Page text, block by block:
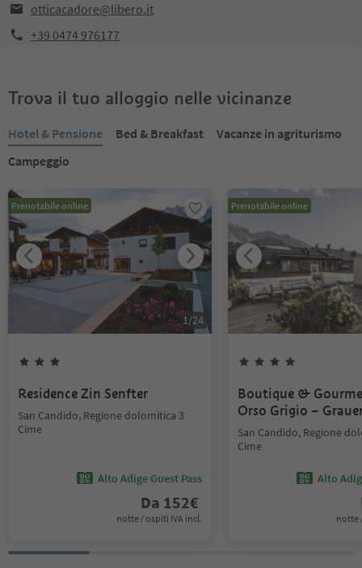
otticacadore@libero.it
+39 0474 976177
Trova il tuo alloggio nelle vicinanze
Hotel & Pensione Bed & Breakfast
Vacanze in agriturismo
Campeggio
Prenotabile online
1/24
Residence Zin Senfter
San Candido, Regione dolomitica 3
Cime
Alto Adige Guest Pass
Da 152€
notte / ospiti IVA incl.
Prenotabile online
Boutique &
Orso Grigio –
San Candido, Regione
Cime
Alto
notte